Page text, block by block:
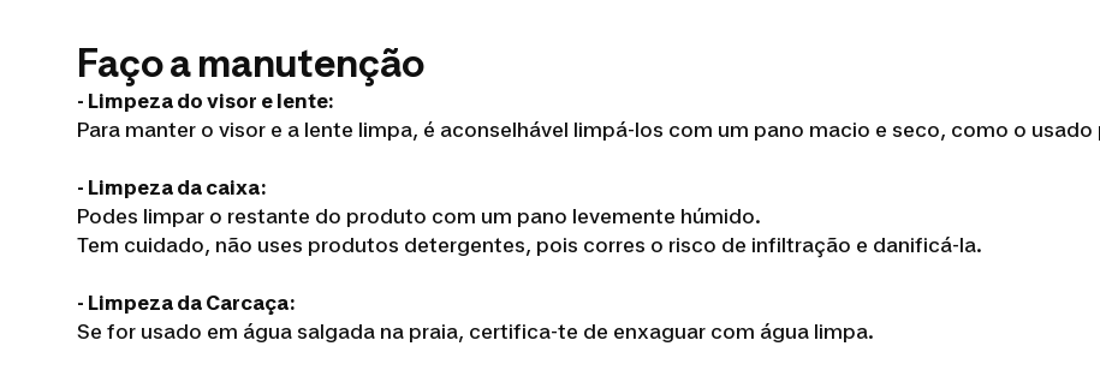
Faço a manutenção
- Limpeza do visor e lente:
Para manter o visor e a lente limpa, é aconselhável limpá-los com um pano macio e seco, como o usado
- Limpeza da caixa:
Podes limpar o restante do produto com um pano levemente húmido.
Tem cuidado, não uses produtos detergentes, pois corres o risco de infiltração e danificá-la.
- Limpeza da Carcaça:
Se for usado em água salgada na praia, certifica-te de enxaguar com água limpa.